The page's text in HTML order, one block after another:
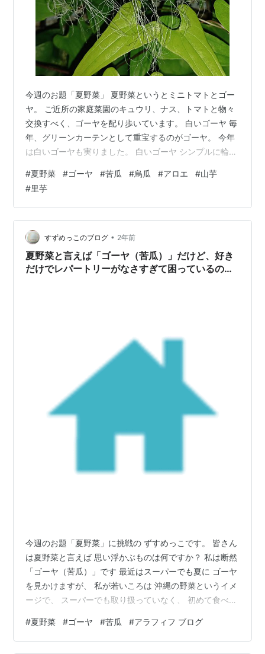
今週のお題「夏野菜」 夏野菜というとミニトマトとゴー
ヤ。 ご近所の家庭菜園のキュウリ、ナス、トマトと物々
交換すべく、ゴーヤを配り歩いています。 白いゴーヤ 毎
年、グリーンカーテンとして重宝するのがゴーヤ。 今年
は白いゴーヤも実りました。 白いゴーヤ シンプルに輪切
食べた印象は緑色の一般的なゴーヤよりシャキシャキと
した歯ごたえがあります。 ほんのりとした苦みを活か
し、サラダに使うと美味しいかもしれません。
#夏野菜 #ゴーヤ #苦瓜 #烏瓜 #アロエ #山芋
#里芋
すずめっこのブログ • 2年前
夏野菜と言えば「ゴーヤ（苦瓜）」だけど、好き
だけでレパートリーがなさすぎて困っているのよ
今週のお題「夏野菜」に挑戦の ずすめっこです。 皆さん
は夏野菜と言えば 思い浮かぶものは何ですか？ 私は断然
「ゴーヤ（苦瓜）」です 最近はスーパーでも夏に ゴーヤ
を見かけますが、 私が若いころは 沖縄の野菜というイメ
ージで、 スーパーでも取り扱っていなく、 初めて食べた
いいますが。。。） 沖縄旅行でした！！ ええ、もうね、
初めて食べたとき、 野菜なのに苦いの！？！？ と、頭が
#夏野菜 #ゴーヤ #苦瓜 #アラフィフ ブログ